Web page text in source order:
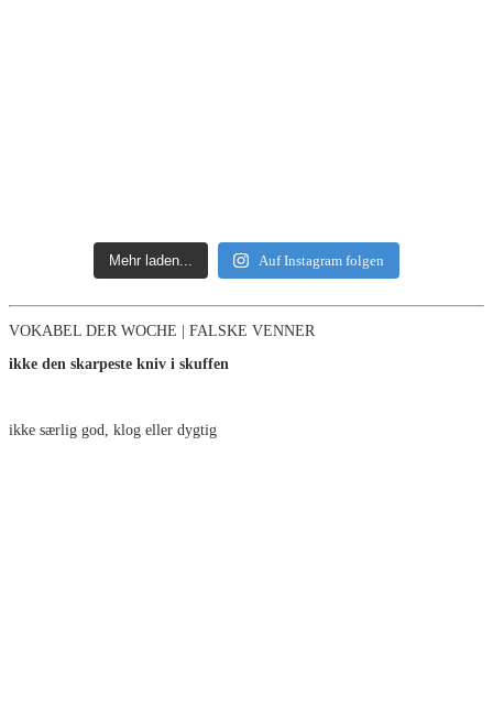
Mehr laden... Auf Instagram folgen
VOKABEL DER WOCHE | FALSKE VENNER
ikke den skarpeste kniv i skuffen
ikke særlig god, klog eller dygtig